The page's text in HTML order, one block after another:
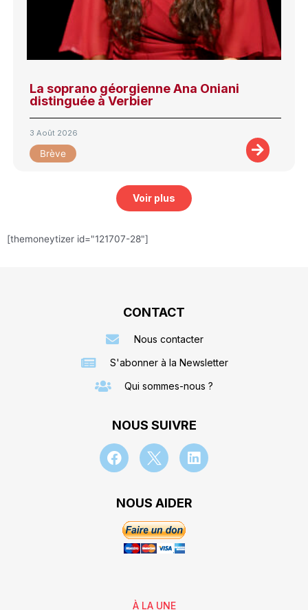
La soprano géorgienne Ana Oniani
distinguée à Verbier
3 Août 2026
Brève
Voir plus
[themoneytizer id="121707-28"]
CONTACT
Nous contacter
S'abonner à la Newsletter
Qui sommes-nous ?
NOUS SUIVRE
NOUS AIDER
À LA UNE